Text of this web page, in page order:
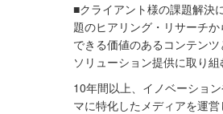
■クライアント様の課題解決
題のヒアリング・リサーチ
できる価値のあるコンテン
ソリューション提供に取り組
10年間以上、イノベーショ
マに特化したメディアを運